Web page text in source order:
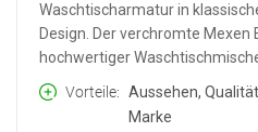
Waschtischarmatur in
Design. Der verchromte Mexen
hochwertiger
Vorteile
Aussehen,
Marke